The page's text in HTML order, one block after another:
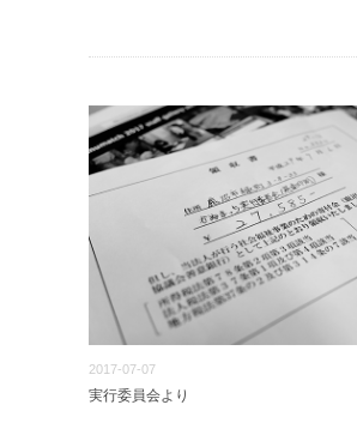
2017-07-07
実行委員会より